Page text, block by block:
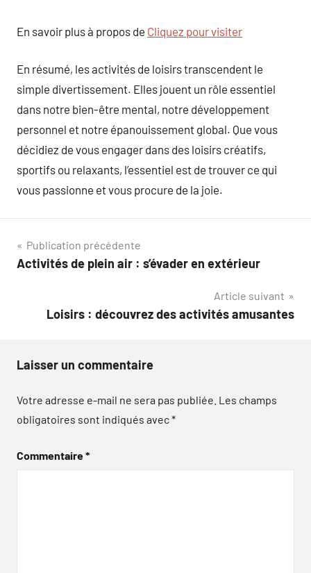
En savoir plus à propos de Cliquez pour visiter
En résumé, les activités de loisirs transcendent le
simple divertissement. Elles jouent un rôle essentiel
dans notre bien-être mental, notre développement
personnel et notre épanouissement global. Que vous
décidiez de vous engager dans des loisirs créatifs,
sportifs ou relaxants, l’essentiel est de trouver ce qui
vous passionne et vous procure de la joie.
Navigation
de
Publication précédente
Activités de plein air : s’évader en extérieur
Article suivant
Loisirs : découvrez des activités amusantes
Laisser un commentaire
Votre adresse e-mail ne sera pas publiée. Les champs
obligatoires sont indiqués avec*
Commentaire*